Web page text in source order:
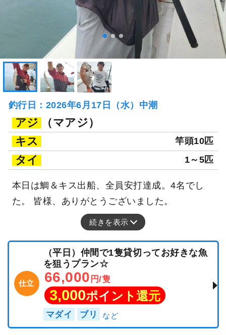
釣行日：2026年6月17日（水）中潮
アジ
（マアジ）
キス
竿頭10匹
タイ 1～5匹
本日は鯛＆キス出船、全員安打達成。4名でし
た。 皆様、ありがとうございました。
続きを表示
仕立
（平日）仲間で1隻貸切ってお好きな魚
を狙うプラン☆
66,000 円/隻
3,000ポイント還元
マダイ ブリ